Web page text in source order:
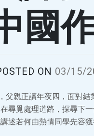
國
ON 03/15/
父親正讀年夜四，面對
尋覓處理道路，探尋下
述若何由熱情同學先容